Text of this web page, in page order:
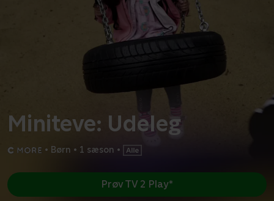
Miniteve: Udeleg
• Børn • 1 sæson •
Prøv TV 2 Play*